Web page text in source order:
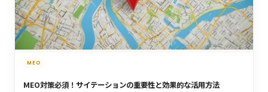
MEO
MEO対策必須！サイテーションの重要性と効果的な活用方法